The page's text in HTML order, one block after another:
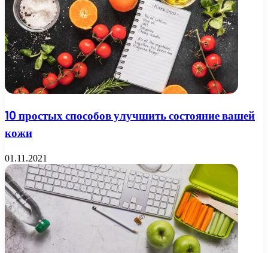
10 простых способов улучшить состояние вашей
кожи
01.11.2021